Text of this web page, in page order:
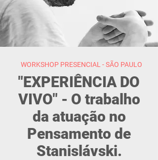
WORKSHOP PRESENCIAL - SÃO PAULO
"EXPERIÊNCIA DO
VIVO" - O trabalho
da atuação no
Pensamento de
Stanislávski.